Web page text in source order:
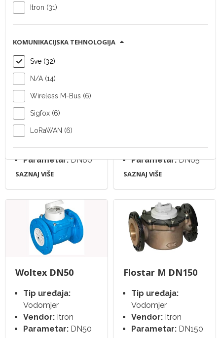
Itron (31)
KOMUNIKACIJSKA TEHNOLOGIJA
Sve (32)
N/A (14)
Wireless M-Bus (6)
Sigfox (6)
LoRaWAN (6)
SAZNAJ VIŠE
Woltex DN80
Tip uređaja:
Vodomjer
Vendor:Itron
Parametar:DN80
SAZNAJ VIŠE
Vendor:Itron
Parametar:DN65
SAZNAJ VIŠE
Woltex DN50
Tip uređaja:
Vodomjer
Vendor: Itron
Parametar: DN50
Flostar M DN150
Tip uređaja:
Vodomjer
Vendor: Itron
Parametar: DN150